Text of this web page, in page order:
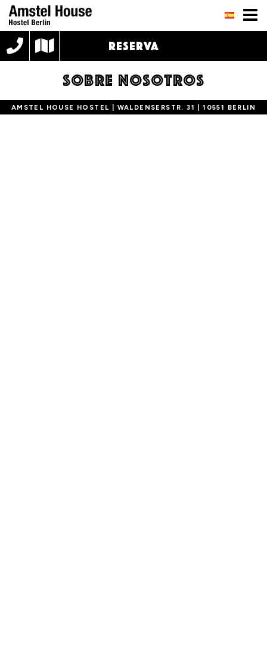
RESERVA
SOBRE NOSOTROS
AMSTEL HOUSE HOSTEL | WALDENSERSTR. 31 | 10551 BERLIN